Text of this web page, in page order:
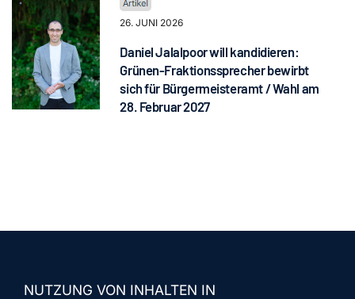
26. JUNI 2026
Daniel Jalalpoor will kandidieren:
Grünen-Fraktionssprecher bewirbt
sich für Bürgermeisteramt / Wahl am
28. Februar 2027
NUTZUNG VON INHALTEN IN